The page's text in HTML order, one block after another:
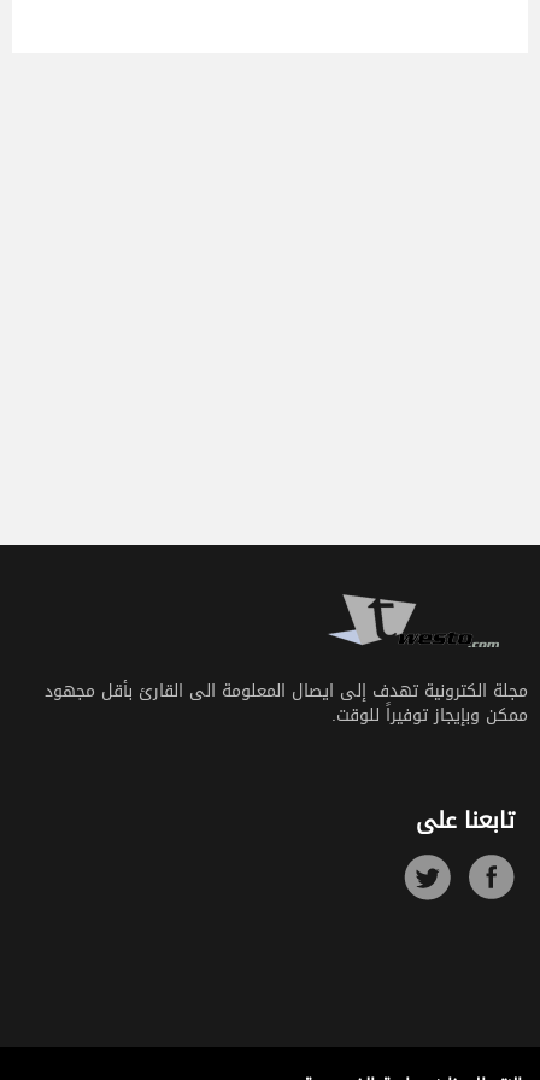
مجلة الكترونية تهدف إلى ايصال المعلومة الى القارئ بأقل مجهود
ممكن وبإيجاز توفيراً للوقت.
تابعنا على